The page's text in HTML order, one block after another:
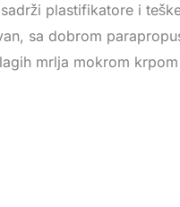
plastifikatore i
sa dobrom
mrlja mokrom